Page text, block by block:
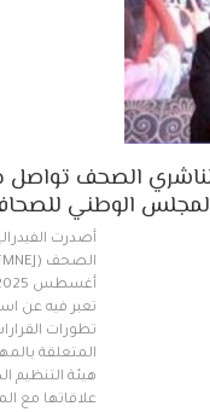
لناشري الصحف
الوطني
أصدرت
تعبر فيه عن
تطورات
المتعلقة
هيئة التنظيم
علاقاتها مع